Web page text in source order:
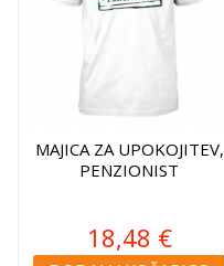
MAJICA ZA UPOKOJITEV,
PENZIONIST
18,48 €